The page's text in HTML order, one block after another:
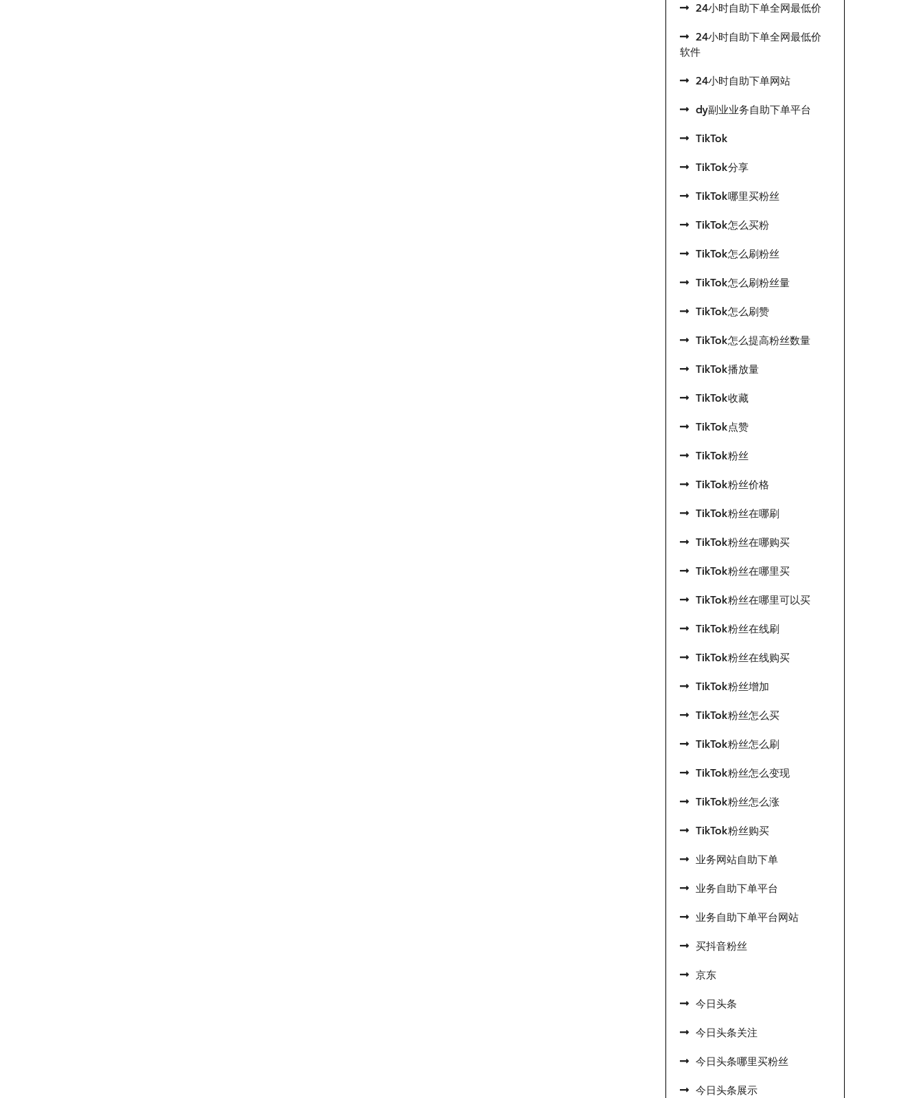
24小时自助下单全网最低价
24小时自助下单全网最低价
软件
24小时自助下单网站
dy副业业务自助下单平台
TikTok
TikTok分享
TikTok哪里买粉丝
TikTok怎么买粉
TikTok怎么刷粉丝
TikTok怎么刷粉丝量
TikTok怎么刷赞
TikTok怎么提高粉丝数量
TikTok播放量
TikTok收藏
TikTok点赞
TikTok粉丝
TikTok粉丝价格
TikTok粉丝在哪刷
TikTok粉丝在哪购买
TikTok粉丝在哪里买
TikTok粉丝在哪里可以买
TikTok粉丝在线刷
TikTok粉丝在线购买
TikTok粉丝增加
TikTok粉丝怎么买
TikTok粉丝怎么刷
TikTok粉丝怎么变现
TikTok粉丝怎么涨
TikTok粉丝购买
业务网站自助下单
业务自助下单平台
业务自助下单平台网站
买抖音粉丝
京东
今日头条
今日头条关注
今日头条哪里买粉丝
今日头条展示